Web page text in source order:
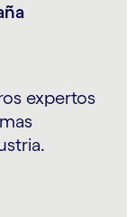
expertos